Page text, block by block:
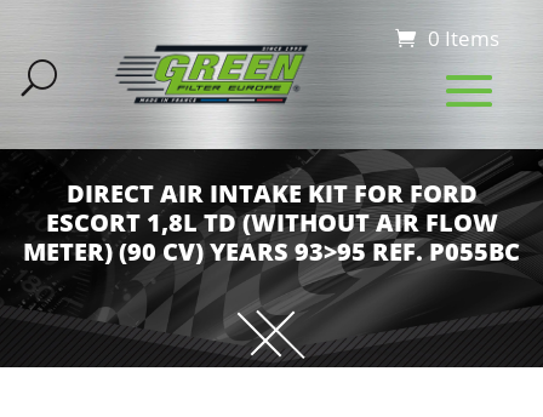
0 Items
DIRECT AIR INTAKE KIT FOR FORD
ESCORT 1,8L TD (WITHOUT AIR FLOW
METER) (90 CV) YEARS 93>95 REF. P055BC